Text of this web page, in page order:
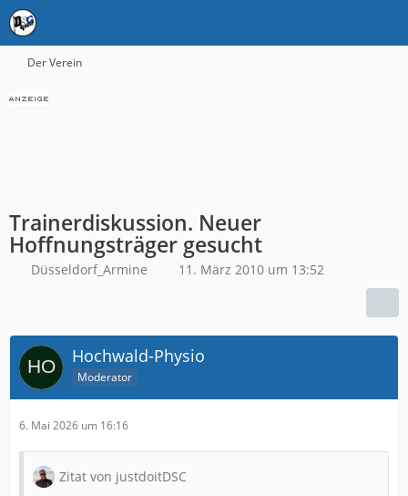
Der Verein
Trainerdiskussion. Neuer
Hoffnungsträger gesucht
Düsseldorf_Armine 11. März 2010 um 13:52
Hochwald-Physio
Moderator
6. Mai 2026 um 16:16
Zitat von justdoitDSC